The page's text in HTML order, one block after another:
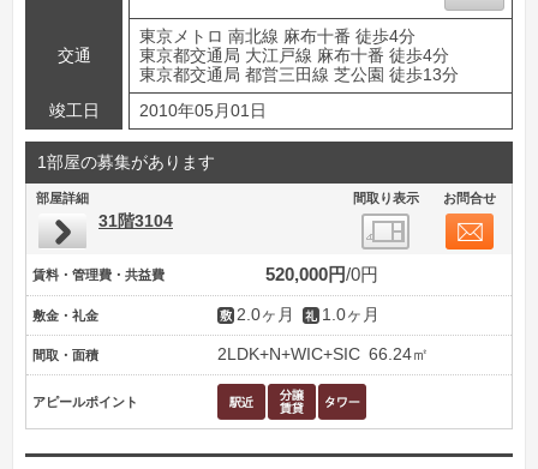
交通
東京メトロ 南北線 麻布十番 徒歩4分
東京都交通局 大江戸線 麻布十番 徒歩4分
東京都交通局 都営三田線 芝公園 徒歩13分
竣工日
2010年05月01日
1部屋の募集があります
部屋詳細 間取り表示 お問合せ
31階3104
賃料・管理費・共益費 520,000円 0円
敷金・礼金 2.0ヶ月 1.0ヶ月
間取・面積 2LDK+N+WIC+SIC 66.24㎡
アピールポイント